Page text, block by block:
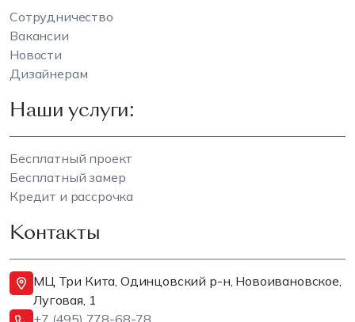
Сотрудничество
Вакансии
Новости
Дизайнерам
Наши услуги:
Бесплатный проект
Бесплатный замер
Кредит и рассрочка
Контакты
МЦ Три Кита, Одинцовский р-н, Новоивановское,
Луговая, 1